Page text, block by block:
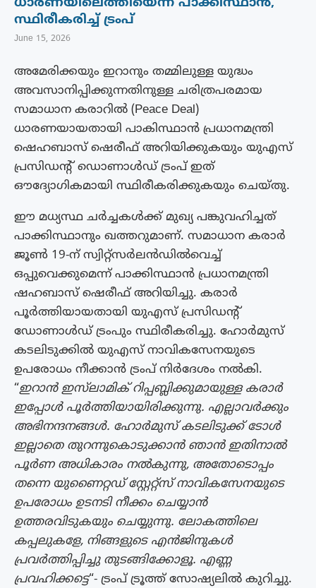
സ്ഥിരീകരിച്ച് ട്രംപ്
June 15, 2026
അമേരിക്കയും ഇറാനും തമ്മിലുള്ള യുദ്ധം
അവസാനിപ്പിക്കുന്നതിനുള്ള ചരിത്രപരമായ
സമാധാന കരാറിൽ (Peace Deal)
ധാരണയായതായി പാകിസ്ഥാൻ പ്രധാനമന്ത്രി
ഷെഹബാസ് ഷെരീഫ് അറിയിക്കുകയും യുഎസ്
പ്രസിഡൻ്റ് ഡൊണാൾഡ് ട്രംപ് ഇത്
ഔദ്യോഗികമായി സ്ഥിരീകരിക്കുകയും ചെയ്തു.
ഈ മധ്യസ്ഥ ചർച്ചകൾക്ക് മുഖ്യ പങ്കുവഹിച്ചത്
പാക്കിസ്ഥാനും ഖത്തറുമാണ്. സമാധാന കരാർ
ജൂൺ 19-ന് സ്വിറ്റ്സർലൻഡിൽവെച്ച്
ഒപ്പുവെക്കുമെന്ന് പാക്കിസ്ഥാൻ പ്രധാനമന്ത്രി
ഷഹബാസ് ഷെരീഫ് അറിയിച്ചു. കരാർ
പൂർത്തിയായതായി യുഎസ് പ്രസിഡൻ്റ്
ഡോണാൾഡ് ട്രംപും സ്ഥിരീകരിച്ചു. ഹോർമുസ്
കടലിടുക്കിൽ യുഎസ് നാവികസേനയുടെ
ഉപരോധം നീക്കാൻ ട്രംപ് നിർദേശം നൽകി.
“ഇറാൻ ഇസ്‌ലാമിക് റിപ്പബ്ലിക്കുമായുള്ള കരാർ
ഇപ്പോൾ പൂർത്തിയായിരിക്കുന്നു. എല്ലാവർക്കും
അഭിനന്ദനങ്ങൾ. ഹോർമുസ് കടലിടുക്ക് ടോൾ
ഇല്ലാതെ തുറന്നുകൊടുക്കാൻ ഞാൻ ഇതിനാൽ
പൂർണ അധികാരം നൽകുന്നു, അതോടൊപ്പം
തന്നെ യുണൈറ്റഡ് സ്റ്റേറ്റ്സ് നാവികസേനയുടെ
ഉപരോധം ഉടനടി നീക്കം ചെയ്യാൻ
ഉത്തരവിടുകയും ചെയ്യുന്നു. ലോകത്തിലെ
കപ്പലുകളേ, നിങ്ങളുടെ എൻജിനുകൾ
പ്രവർത്തിപ്പിച്ചു തുടങ്ങിക്കോളൂ. എണ്ണ
പ്രവഹിക്കട്ടെ“- ട്രംപ് ട്രൂത്ത് സോഷ്യലിൽ കുറിച്ചു.